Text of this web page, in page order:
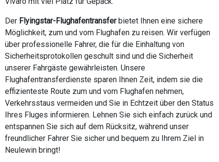
Der Flyingstar-Flughafentransferbietet Ihnen eine sichere
Möglichkeit, zum und vom Flughafen zu reisen. Wir verfügen
über professionelle Fahrer, die für die Einhaltung von
Sicherheitsprotokollen geschult sind und die Sicherheit
unserer Fahrgäste gewährleisten. Unsere
Flughafentransferdienste sparen Ihnen Zeit, indem sie die
effizienteste Route zum und vom Flughafen nehmen,
Verkehrsstaus vermeiden und Sie in Echtzeit über den Status
Ihres Fluges informieren. Lehnen Sie sich einfach zurück und
entspannen Sie sich auf dem Rücksitz, während unser
freundlicher Fahrer Sie sicher und bequem zu Ihrem Ziel in
Neulewin bringt!